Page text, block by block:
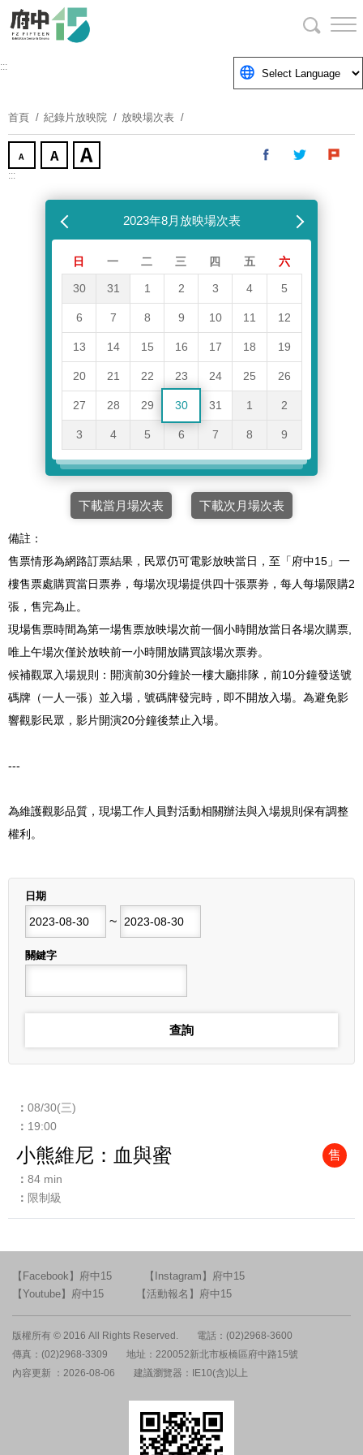
要
塊
:::
首頁 紀錄片放映院 放映場次表
:::
2023年8月放映場次表下個月
日 一 二 三 四 五 六
30 31 1 2 3 4 5
6 7 8 9 10 11 12
13 14 15 16 17 18 19
20 21 22 23 24 25 26
27 28 29 30 31 1 2
3 4 5 6 7 8 9
下載當月場次表 下載次月場次表
備註：
售票情形為網路訂票結果，民眾仍可電影放映當日，至「府中15」一
樓售票處購買當日票券，每場次現場提供四十張票劵，每人每場限購2
張，售完為止。
現場售票時間為第一場售票放映場次前一個小時開放當日各場次購票,
唯上午場次僅於放映前一小時開放購買該場次票劵。
候補觀眾入場規則：開演前30分鐘於一樓大廳排隊，前10分鐘發送號
碼牌（一人一張）並入場，號碼牌發完時，即不開放入場。為避免影
響觀影民眾，影片開演20分鐘後禁止入場。
---
為維護觀影品質，現場工作人員對活動相關辦法與入場規則保有調整
權利。
日期
~
結束日期
關鍵字
08/30(三)
19:00
小熊維尼：血與蜜 售
84 min
限制級
【Facebook】府中15
【Instagram】府中15
【Youtube】府中15
【活動報名】府中15
版權所有 © 2016 All Rights Reserved.
電話：(02)2968-3600
傳真：(02)2968-3309
地址：220052新北市板橋區府中路15號
內容更新 ：2026-08-06
建議瀏覽器：IE10(含)以上